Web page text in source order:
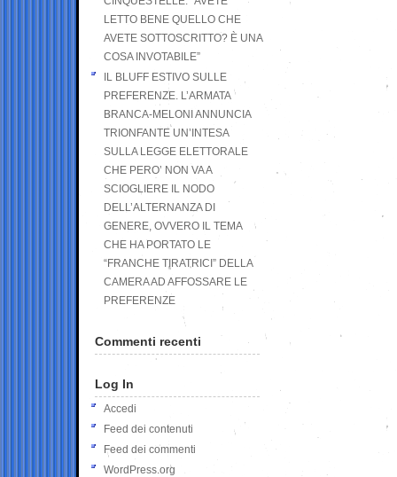
LETTO BENE QUELLO CHE
AVETE SOTTOSCRITTO? È UNA
COSA INVOTABILE”
IL BLUFF ESTIVO SULLE
PREFERENZE. L’ARMATA
BRANCA-MELONI ANNUNCIA
TRIONFANTE UN’INTESA
SULLA LEGGE ELETTORALE
CHE PERO’ NON VA A
SCIOGLIERE IL NODO
DELL’ALTERNANZA DI
GENERE, OVVERO IL TEMA
CHE HA PORTATO LE
“FRANCHE TIRATRICI” DELLA
CAMERA AD AFFOSSARE LE
PREFERENZE
Commenti recenti
Log In
Accedi
Feed dei contenuti
Feed dei commenti
WordPress.org